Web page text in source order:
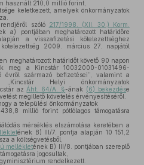
használt 210,0 millió forint,
keletkezett, amelyek önkormányzatok
szóló 217/1998. (XII. 30.) Korm.
a) pontjában meghatározott határidőre
a visszafizetési kötelezettséghez
kötelezettség 2009. március 27. napjától
meghatározott határidőt követő 90 napon
meg a Kincstár 10032000-01031496-
évről származó befizetései”, valamint a
„Kincstár Helyi önkormányzatok
az Áht. 64/A. §-ának (6) bekezdése
megillető követelés érvényesítéséről.
a települési önkormányzatok
millió forint pótlólagos támogatásra
mérséklés elszámolása keretében a
ének B) III/7. pontja alapján 10 151,2
a költségvetésből,
mellékletének B) III/8. pontjában szereplő
jogosultak,
rendelkezett.